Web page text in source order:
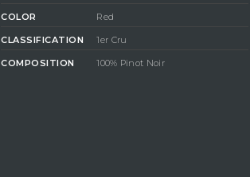
COLOR Red
CLASSIFICATION 1er Cru
COMPOSITION 100% Pinot Noir